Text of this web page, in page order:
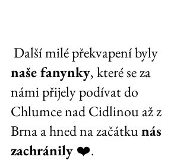
Další milé překvapení byly
naše fanynky, které se za
námi přijely podívat do
Chlumce nad Cidlinou až z
Brna a hned na začátku nás
zachránily ❤️.